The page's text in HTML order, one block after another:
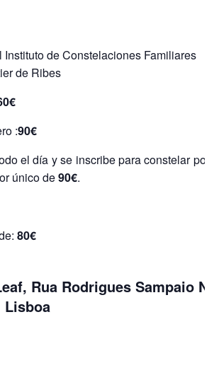
de Constelaciones Familiares
de Ribes
:90€
el día y se inscribe para constelar por
único de90€.
80€
Rua Rodrigues Sampaio N
Lisboa